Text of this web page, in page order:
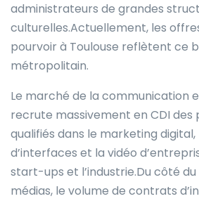
administrateurs de grandes
culturelles.Actuellement, les
pourvoir à Toulouse reflètent ce
métropolitain.
Le marché de la communication
recrute massivement en CDI
qualifiés dans le marketing
d’interfaces et la vidéo
start-ups et l’industrie.Du côté
médias, le volume de contrats